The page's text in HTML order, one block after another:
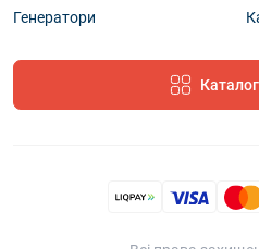
Генератори